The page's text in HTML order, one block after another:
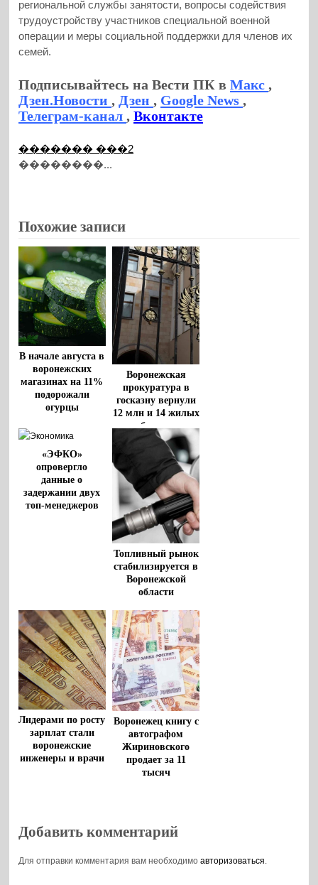
региональной службы занятости, вопросы содействия
трудоустройству участников специальной военной
операции и меры социальной поддержки для членов их
семей.
Подписывайтесь на Вести ПК вМакс,
Дзен.Новости, Дзен, Google News,
Телеграм-канал,Вконтакте
������� ���2
��������...
Похожие записи
В начале августа в
воронежских
магазинах на 11%
подорожали
огурцы
Воронежская
прокуратура в
госказну вернули
12 млн и 14 жилых
объектов
«ЭФКО»
опровергло
данные о
задержании двух
топ-менеджеров
Топливный рынок
стабилизируется в
Воронежской
области
Лидерами по росту
зарплат стали
воронежские
инженеры и врачи
Воронежец книгу с
автографом
Жириновского
продает за 11
тысяч
Добавить комментарий
Для отправки комментария вам необходимоавторизоваться.